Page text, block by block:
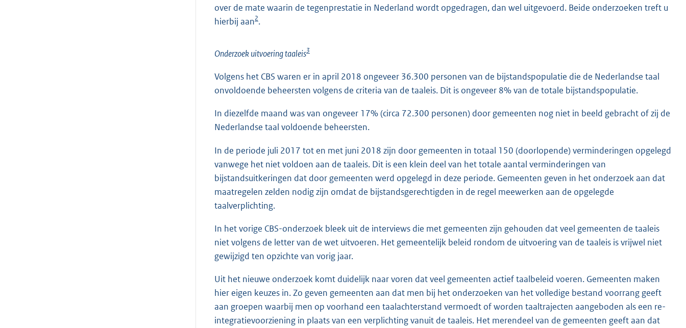
over de mate waarin de tegenprestatie in Nederland wordt opgedragen, dan wel uitgevoerd. Beide onderzoeken treft u
hierbij aan2.
Onderzoek uitvoering taaleis3
Volgens het CBS waren er in april 2018 ongeveer 36.300 personen van de bijstandspopulatie die de Nederlandse taal
onvoldoende beheersten volgens de criteria van de taaleis. Dit is ongeveer 8% van de totale bijstandspopulatie.
In diezelfde maand was van ongeveer 17% (circa 72.300 personen) door gemeenten nog niet in beeld gebracht of zij de
Nederlandse taal voldoende beheersten.
In de periode juli 2017 tot en met juni 2018 zijn door gemeenten in totaal 150 (doorlopende) verminderingen opgelegd
vanwege het niet voldoen aan de taaleis. Dit is een klein deel van het totale aantal verminderingen van
bijstandsuitkeringen dat door gemeenten werd opgelegd in deze periode. Gemeenten geven in het onderzoek aan dat
maatregelen zelden nodig zijn omdat de bijstandsgerechtigden in de regel meewerken aan de opgelegde
taalverplichting.
In het vorige CBS-onderzoek bleek uit de interviews die met gemeenten zijn gehouden dat veel gemeenten de taaleis
niet volgens de letter van de wet uitvoeren. Het gemeentelijk beleid rondom de uitvoering van de taaleis is vrijwel niet
gewijzigd ten opzichte van vorig jaar.
Uit het nieuwe onderzoek komt duidelijk naar voren dat veel gemeenten actief taalbeleid voeren. Gemeenten maken
hier eigen keuzes in. Zo geven gemeenten aan dat men bij het onderzoeken van het volledige bestand voorrang geeft
aan groepen waarbij men op voorhand een taalachterstand vermoedt of worden taaltrajecten aangeboden als een re-
integratievoorziening in plaats van een verplichting vanuit de taaleis. Het merendeel van de gemeenten geeft aan dat